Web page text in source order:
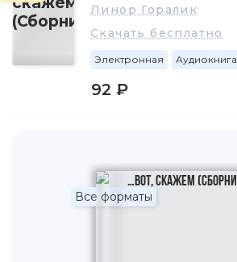
Линор Горалик
Скачать бесплатно
Электронная Аудиокнига
92 ₽
Все форматы